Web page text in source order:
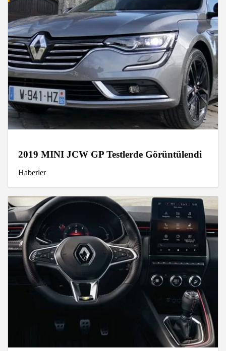
2019 MINI JCW GP Testlerde Görüntülendi
Haberler